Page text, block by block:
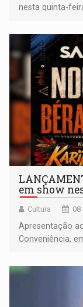
nesta quinta-
em show
Cultura 08
Apresentação
Conveniência,